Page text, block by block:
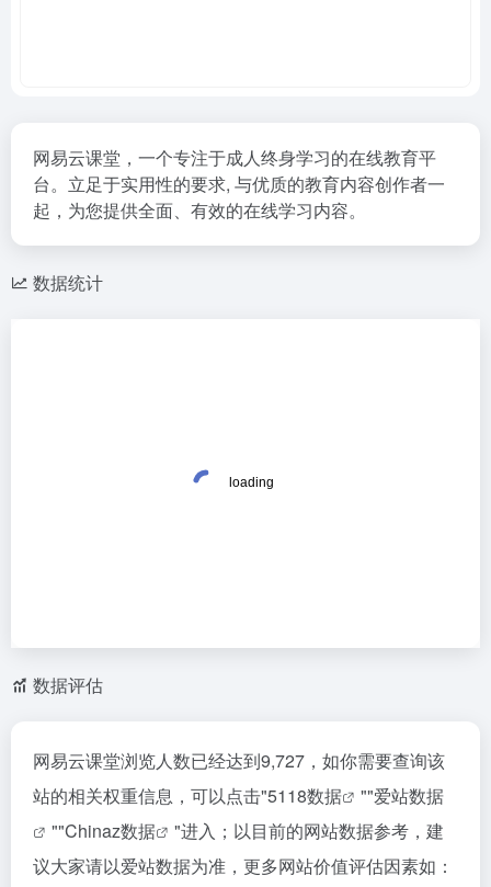
网易云课堂，一个专注于成人终身学习的在线教育平
台。立足于实用性的要求, 与优质的教育内容创作者一
起，为您提供全面、有效的在线学习内容。
数据统计
数据评估
网易云课堂浏览人数已经达到9,727，如你需要查询该
站的相关权重信息，可以点击"5118数据 ""爱站数据
""Chinaz数据
"进入；以目前的网站数据参考，建
议大家请以爱站数据为准，更多网站价值评估因素如：